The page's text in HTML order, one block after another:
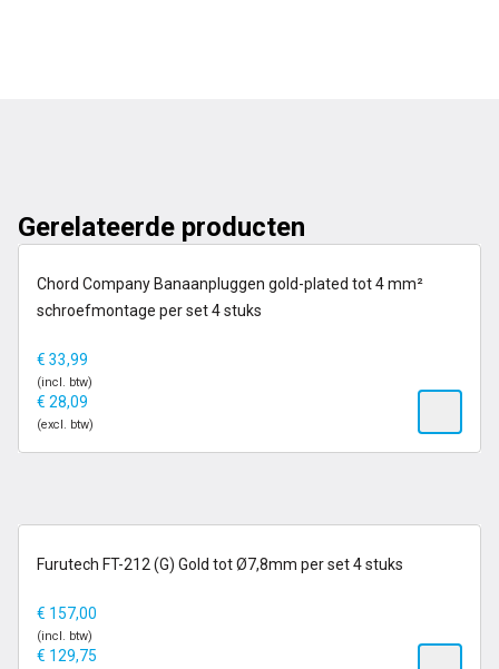
Gerelateerde producten
Chord Company Banaanpluggen gold-plated tot 4 mm²
schroefmontage per set 4 stuks
€ 33,99
(incl. btw)
€ 28,09
(excl. btw)
Furutech FT-212 (G) Gold tot Ø7,8mm per set 4 stuks
€ 157,00
(incl. btw)
€ 129,75